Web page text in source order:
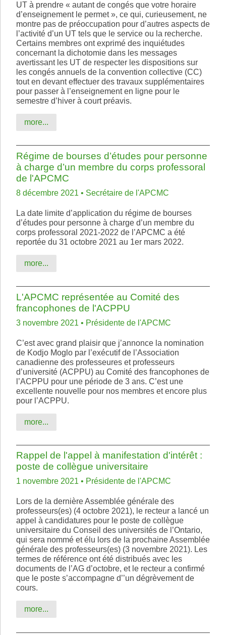
UT à prendre « autant de congés que votre horaire
d’enseignement le permet », ce qui, curieusement, ne
montre pas de préoccupation pour d’autres aspects de
l’activité d’un UT tels que le service ou la recherche.
Certains membres ont exprimé des inquiétudes
concernant la dichotomie dans les messages
avertissant les UT de respecter les dispositions sur
les congés annuels de la convention collective (CC)
tout en devant effectuer des travaux supplémentaires
pour passer à l’enseignement en ligne pour le
semestre d’hiver à court préavis.
more...
Régime de bourses d’études pour personne
à charge d’un membre du corps professoral
de l'APCMC
8 décembre 2021 • Secrétaire de l'APCMC
La date limite d’application du régime de bourses
d’études pour personne à charge d’un membre du
corps professoral 2021-2022 de l’APCMC a été
reportée du 31 octobre 2021 au 1er mars 2022.
more...
L'APCMC représentée au Comité des
francophones de l'ACPPU
3 novembre 2021 • Présidente de l'APCMC
C’est avec grand plaisir que j’annonce la nomination
de Kodjo Moglo par l’exécutif de l’Association
canadienne des professeures et professeurs
d’université (ACPPU) au Comité des francophones de
l’ACPPU pour une période de 3 ans. C’est une
excellente nouvelle pour nos membres et encore plus
pour l’ACPPU.
more...
Rappel de l'appel à manifestation d'intérêt :
poste de collègue universitaire
1 novembre 2021 • Présidente de l'APCMC
Lors de la dernière Assemblée générale des
professeurs(es) (4 octobre 2021), le recteur a lancé un
appel à candidatures pour le poste de collègue
universitaire du Conseil des universités de l’Ontario,
qui sera nommé et élu lors de la prochaine Assemblée
générale des professeurs(es) (3 novembre 2021). Les
termes de référence ont été distribués avec les
documents de l’AG d’octobre, et le recteur a confirmé
que le poste s’accompagne d’’un dégrèvement de
cours.
more...